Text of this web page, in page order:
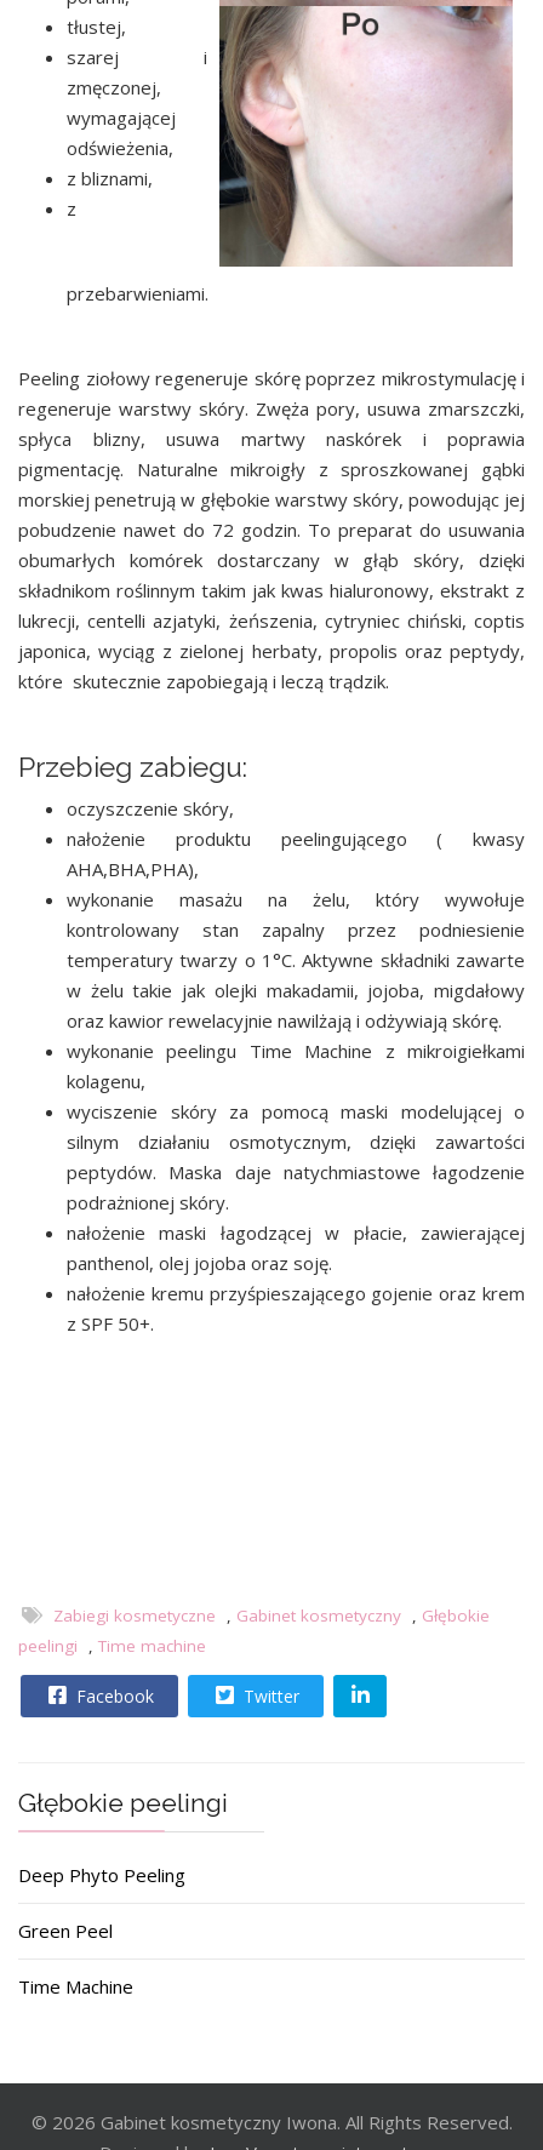
tłustej,
szarej i
zmęczonej,
wymagającej
odświeżenia,
z bliznami,
z
przebarwieniami.
Peeling ziołowy regeneruje skórę poprzez mikrostymulację i
regeneruje warstwy skóry. Zwęża pory, usuwa zmarszczki,
spłyca blizny, usuwa martwy naskórek i poprawia
pigmentację. Naturalne mikroigły z sproszkowanej gąbki
morskiej penetrują w głębokie warstwy skóry, powodując jej
pobudzenie nawet do 72 godzin. To preparat do usuwania
obumarłych komórek dostarczany w głąb skóry, dzięki
składnikom roślinnym takim jak kwas hialuronowy, ekstrakt z
lukrecji, centelli azjatyki, żeńszenia, cytryniec chiński, coptis
japonica, wyciąg z zielonej herbaty, propolis oraz peptydy,
które skutecznie zapobiegają i leczą trądzik.
Przebieg zabiegu:
oczyszczenie skóry,
nałożenie produktu peelingującego ( kwasy
AHA,BHA,PHA),
wykonanie masażu na żelu, który wywołuje
kontrolowany stan zapalny przez podniesienie
temperatury twarzy o 1°C. Aktywne składniki zawarte
w żelu takie jak olejki makadamii, jojoba, migdałowy
oraz kawior rewelacyjnie nawilżają i odżywiają skórę.
wykonanie peelingu Time Machine z mikroigiełkami
kolagenu,
wyciszenie skóry za pomocą maski modelującej o
silnym działaniu osmotycznym, dzięki zawartości
peptydów. Maska daje natychmiastowe łagodzenie
podrażnionej skóry.
nałożenie maski łagodzącej w płacie, zawierającej
panthenol, olej jojoba oraz soję.
nałożenie kremu przyśpieszającego gojenie oraz krem
z SPF 50+.
Zabiegi kosmetyczne , Gabinet kosmetyczny , Głębokie
peelingi
, Time machine
Facebook Twitter
Głębokie peelingi
Deep Phyto Peeling
Green Peel
Time Machine
© 2026 Gabinet kosmetyczny Iwona. All Rights Reserved.